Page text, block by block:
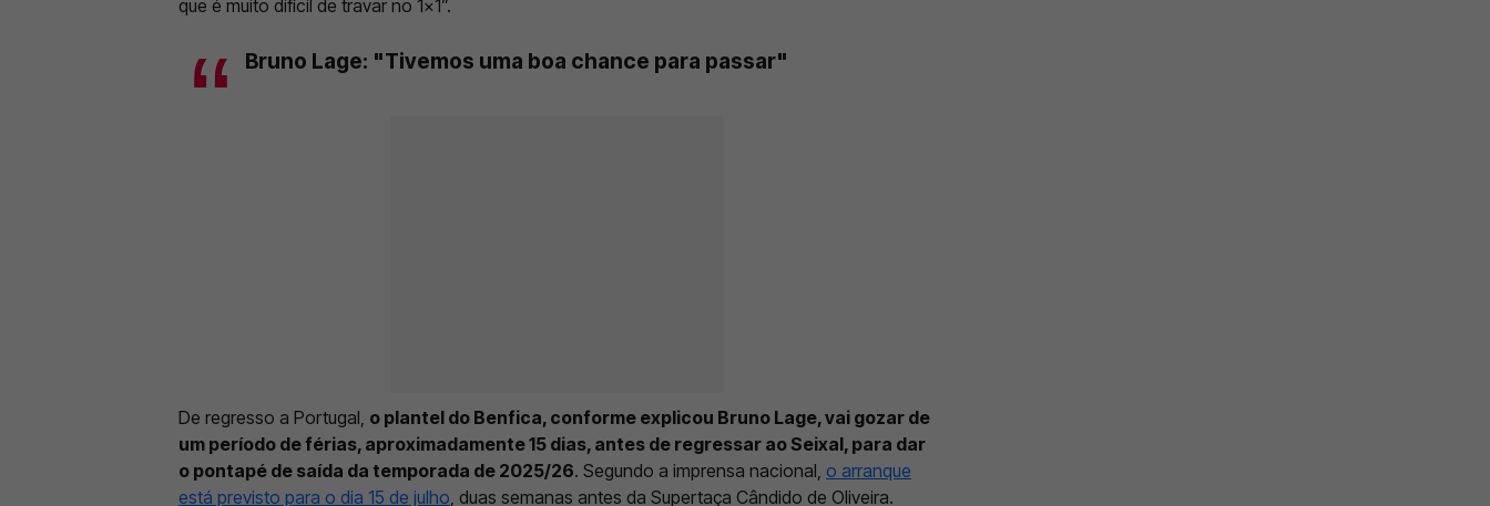
que é muito difícil de travar no 1x1”.
Bruno Lage: "Tivemos uma boa chance para passar"
De regresso a Portugal, o plantel do Benfica, conforme explicou Bruno Lage, vai gozar de
um período de férias, aproximadamente 15 dias, antes de regressar ao Seixal, para dar
o pontapé de saída da temporada de 2025/26. Segundo a imprensa nacional, o arranque
está previsto para o dia 15 de julho , duas semanas antes da Supertaça Cândido de Oliveira.